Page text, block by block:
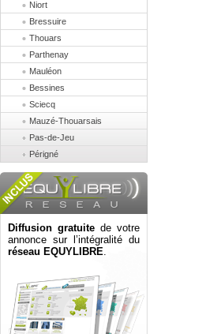
Niort
Bressuire
Thouars
Parthenay
Mauléon
Bessines
Sciecq
Mauzé-Thouarsais
Pas-de-Jeu
Périgné
Diffusion gratuite de votre
annonce sur l’intégralité du
réseau EQUYLIBRE.